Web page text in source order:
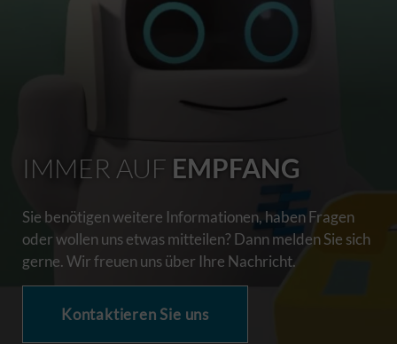
IMMER AUF EMPFANG
Sie benötigen weitere Informationen, haben Fragen
oder wollen uns etwas mitteilen? Dann melden Sie sich
gerne. Wir freuen uns über Ihre Nachricht.
Kontaktieren Sie uns